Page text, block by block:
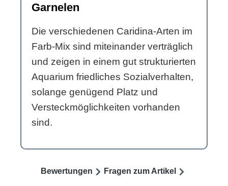
Garnelen
Die verschiedenen Caridina-Arten im
Farb-Mix sind miteinander verträglich
und zeigen in einem gut strukturierten
Aquarium friedliches Sozialverhalten,
solange genügend Platz und
Versteckmöglichkeiten vorhanden
sind.
Bewertungen Fragen zum Artikel